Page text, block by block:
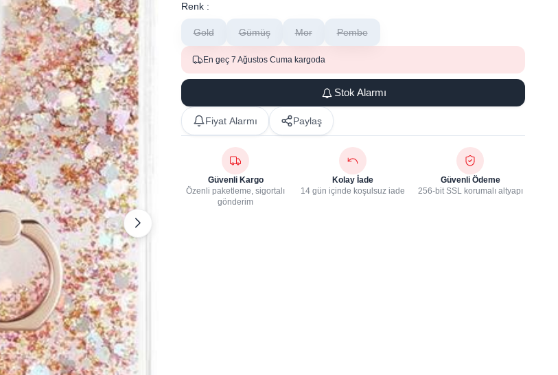
Renk :
Gold Gümüş Mor Pembe
En geç 7 Ağustos Cuma kargoda
Stok Alarmı
Fiyat Alarmı Paylaş
Güvenli Kargo
Özenli paketleme, sigortalı
gönderim
Kolay İade
14 gün içinde koşulsuz iade
Güvenli Ödeme
256-bit SSL korumalı altyapı